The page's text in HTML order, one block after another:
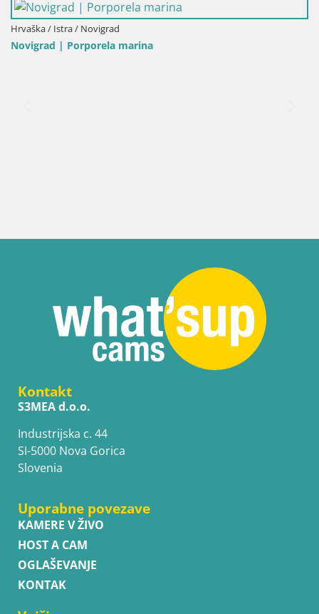
Hrvaška / Istra / Novigrad
Novigrad | Porporela marina
Kontakt
S3MEA d.o.o.
Industrijska c. 44
SI-5000 Nova Gorica
Slovenia
Uporabne povezave
KAMERE V ŽIVO
HOST A CAM
OGLAŠEVANJE
KONTAK